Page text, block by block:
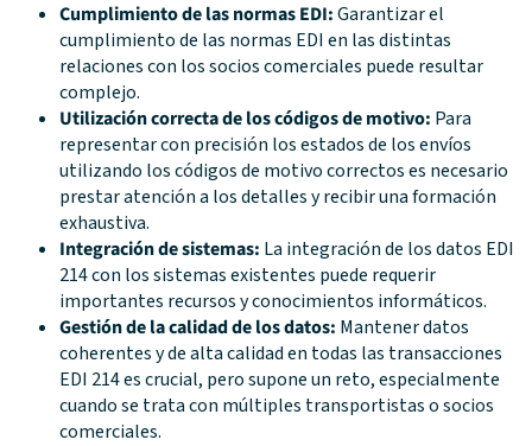
Cumplimiento de las normas EDI:Garantizar el
cumplimiento de las normas EDI en las distintas
relaciones con los socios comerciales puede resultar
complejo.
Utilización correcta de los códigos de motivo: Para
representar con precisión los estados de los envíos
utilizando los códigos de motivo correctos es necesario
prestar atención a los detalles y recibir una formación
exhaustiva.
Integración de sistemas: La integración de los datos EDI
214 con los sistemas existentes puede requerir
importantes recursos y conocimientos informáticos.
Gestión de la calidad de los datos: Mantener datos
coherentes y de alta calidad en todas las transacciones
EDI 214 es crucial, pero supone un reto, especialmente
cuando se trata con múltiples transportistas o socios
comerciales.